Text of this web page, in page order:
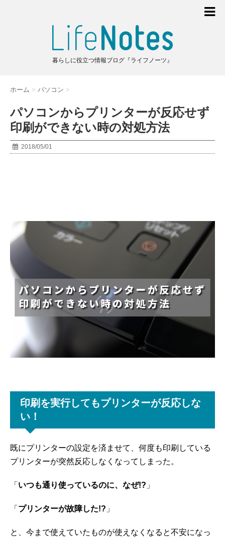
暮らしに役立つ情報ブログ『ライフノーツ』
ホーム > パソコン >
パソコンからプリンターが反応せず
印刷ができない時の対処方法
2018/05/01
印刷を実行してもプリンターが反応しな
い！
既にプリンターの設定を済ませて、何度も印刷している
プリンターが突然反応しなくなってしまった。
「 いつも通り使っているのに、なぜ!? 」
「 プリンターが故障した!? 」
と、今まで使えていたものが使えなくなると不安になっ